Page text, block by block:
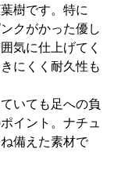
樹です。特に
クがかった優し
気に仕上げてく
にくく耐久性も
いても足への負
イント。ナチュ
備えた素材で